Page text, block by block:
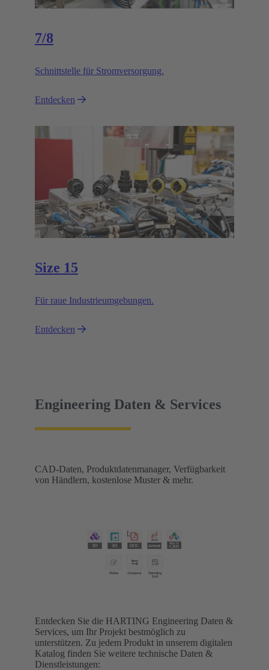
7/8
Schnittstelle für Stromversorgung.
Entdecken
Size 15
Für raue Industrieumgebungen.
Entdecken
Engineering Daten & Services
CAD-Daten, Produktdatenmanager, Verfügbarkeit
von Händlern, kostenlose Muster & mehr.
Entdecken Sie die HARTING Engineering Daten &
Services, um Ihr Projekt bestmöglich zu
unterstützen. Zu jedem Produkt in unserem digitalen
Katalog finden Sie weitere technische Daten &
Dienstleistungen: